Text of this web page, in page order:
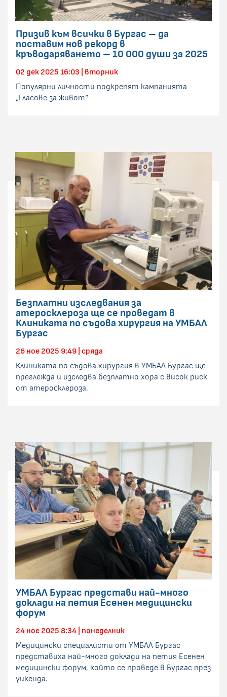
Призив към всички в Бургас – да
поставим нов рекорд в
кръводаряването – 10 000 души за 2025
02 дек 2025 16:03 | вторник
Популярни личности подкрепят кампанията
„Гласове за живот“
Безплатни изследвания за
атеросклероза ще се проведат в
Клиниката по съдова хирургия на УМБАЛ
Бургас
26 ное 2025 9:49 | сряда
Клиниката по съдова хирургия в УМБАЛ Бургас ще
преглежда и изследва безплатно хора с висок риск
от атеросклероза.
УМБАЛ Бургас представи най-много
доклади на петия Есенен медицински
форум
24 ное 2025 8:34 | понеделник
Медицински специалисти от УМБАЛ Бургас
представиха най-много доклади на петия Есенен
медицински форум, който се проведе в Бургас през
уикенда.